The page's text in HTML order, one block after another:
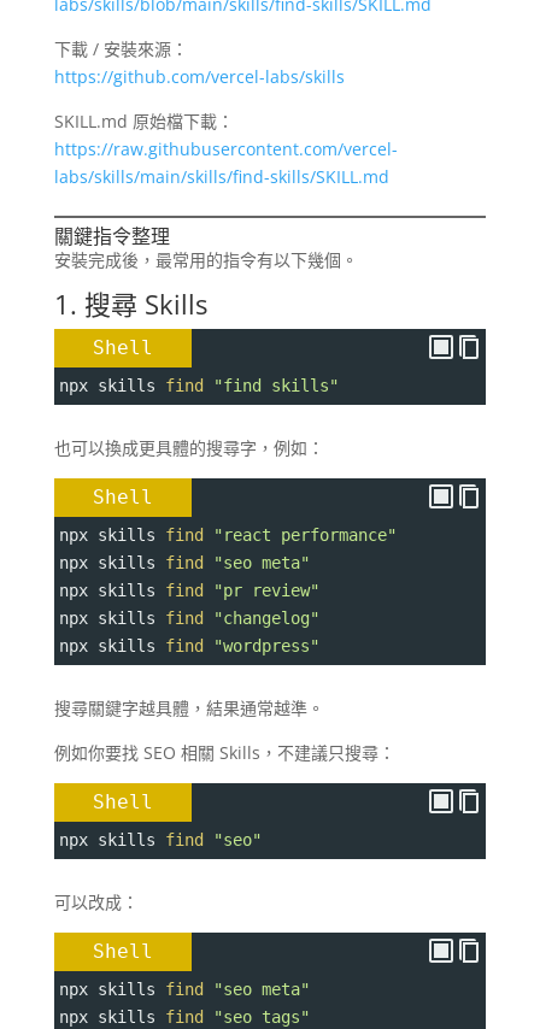
labs/skills/blob/main/skills/find-skills/SKILL.md
下載 / 安裝來源：
https://github.com/vercel-labs/skills
SKILL.md 原始檔下載：
https://raw.githubusercontent.com/vercel-
labs/skills/main/skills/find-skills/SKILL.md
關鍵指令整理
安裝完成後，最常用的指令有以下幾個。
1. 搜尋 Skills
Shell
npx skills find "find skills"
也可以換成更具體的搜尋字，例如：
Shell
npx skills find
"react performance"
npx skills find
"seo meta"
npx skills find
"pr review"
npx skills find
"changelog"
npx skills find "wordpress"
搜尋關鍵字越具體，結果通常越準。
例如你要找 SEO 相關 Skills，不建議只搜尋：
Shell
npx skills find "seo"
可以改成：
Shell
npx skills find
"seo meta"
npx skills find
"seo tags"